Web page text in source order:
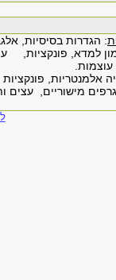
: הגדרות בסיסיות,
למדא, פונקציות,
אלמנטריות,
מישוריים, עצים